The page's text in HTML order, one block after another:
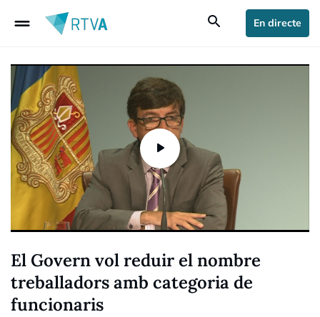
drag_handle search En directe
El Govern vol reduir el nombre
treballadors amb categoria de
funcionaris